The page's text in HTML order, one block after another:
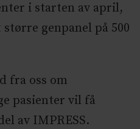
i starten av april,
genpanel på 500
fra oss om
pasienter vil få
av IMPRESS.